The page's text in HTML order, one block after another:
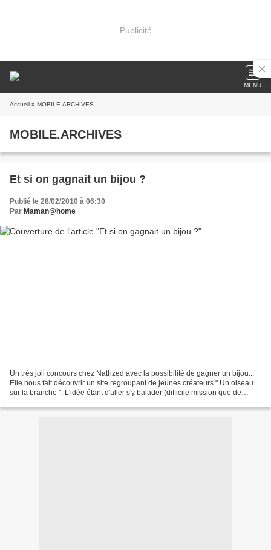
Publicité
MENU
Accueil » MOBILE.ARCHIVES
MOBILE.ARCHIVES
Et si on gagnait un bijou ?
Publié le 28/02/2010 à 06:30
Par Maman@home
Un très joli concours chez Nathzed avec la possibilité de gagner un bijou...
Elle nous fait découvrir un site regroupant de jeunes créateurs " Un oiseau
sur la branche ". L'idée étant d'aller s'y balader (difficile mission que de